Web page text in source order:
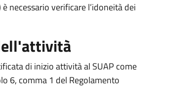
necessario verificare l’idoneità dei
di inizio attività al SUAP come
6, comma 1 del Regolamento